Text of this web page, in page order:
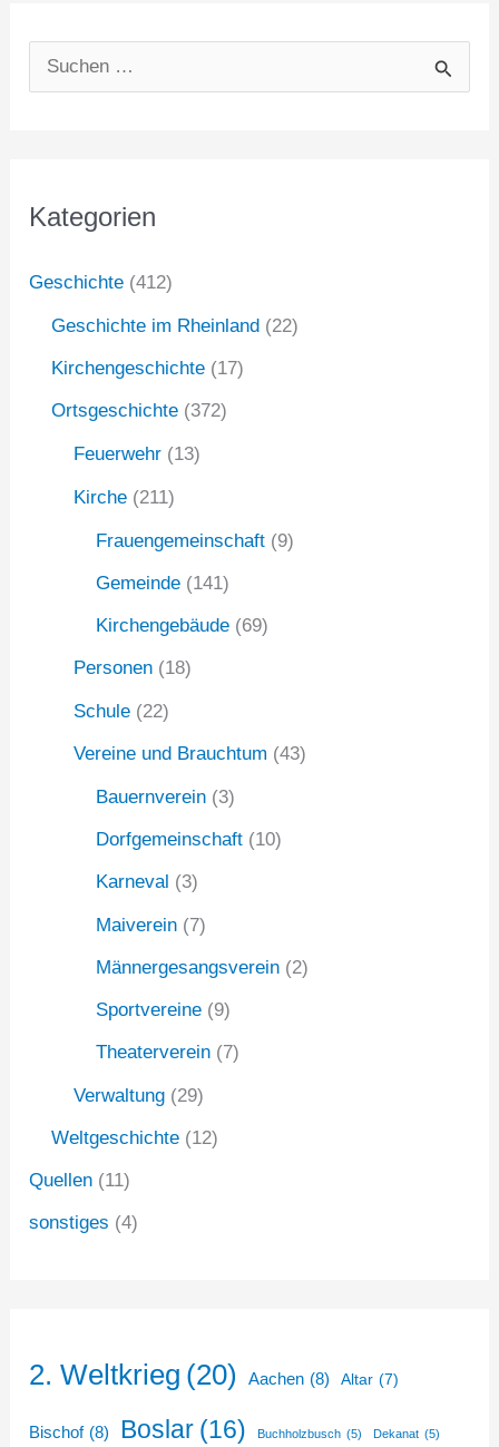
e
Kategorien
Geschichte (412)
Geschichte im Rheinland (22)
Kirchengeschichte (17)
Ortsgeschichte (372)
Feuerwehr (13)
Kirche (211)
Frauengemeinschaft (9)
Gemeinde (141)
Kirchengebäude (69)
Personen (18)
Schule (22)
Vereine und Brauchtum (43)
Bauernverein (3)
Dorfgemeinschaft (10)
Karneval (3)
Maiverein (7)
Männergesangsverein (2)
Sportvereine (9)
Theaterverein (7)
Verwaltung (29)
Weltgeschichte (12)
Quellen (11)
sonstiges (4)
2. Weltkrieg (20) Aachen (8) Altar (7)
Bischof (8) Boslar (16) Buchholzbusch (5) Dekanat (5)